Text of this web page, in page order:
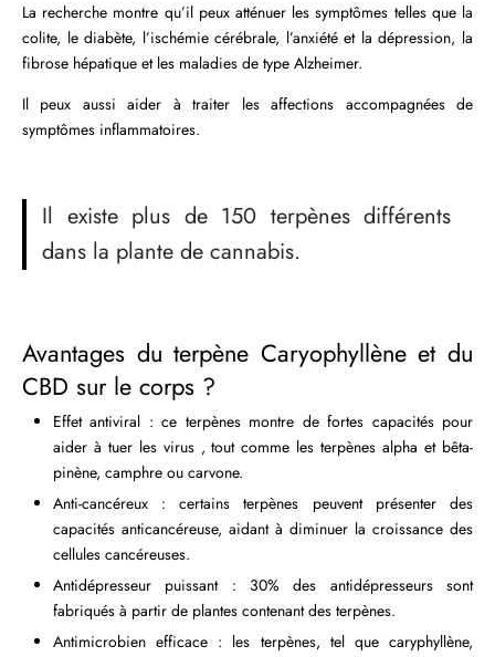
La recherche montre qu’il peux atténuer les symptômes telles que la
colite, le diabète, l’ischémie cérébrale, l’anxiété et la dépression, la
fibrose hépatique et les maladies de type Alzheimer.
Il peux aussi aider à traiter les affections accompagnées de
symptômes inflammatoires.
Il existe plus de 150 terpènes différents
dans la plante de cannabis.
Avantages du terpène Caryophyllène et du
CBD sur le corps ?
Effet antiviral : ce terpènes montre de fortes capacités pour
aider à tuer les virus , tout comme les terpènes alpha et bêta-
pinène, camphre ou carvone.
Anti-cancéreux : certains terpènes peuvent présenter des
capacités anticancéreuse, aidant à diminuer la croissance des
cellules cancéreuses.
Antidépresseur puissant : 30% des antidépresseurs sont
fabriqués à partir de plantes contenant des terpènes.
Antimicrobien efficace : les terpènes, tel que caryphyllène,